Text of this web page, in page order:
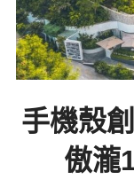
手機殼
傲瀧